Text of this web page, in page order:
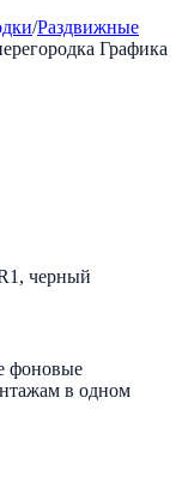
/Раздвижные
Графика
фоновые
в одном